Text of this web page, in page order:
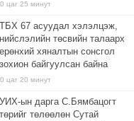
цаг 25 минут
ТБХ 67 асуудал хэлэлцэж,
нийслэлийн төсвийн талаарх
ерөнхий хяналтын сонсгол
зохион байгуулсан байна
цаг 20 минут
УИХ-ын дарга С.Бямбацогт
төрийг төлөөлөн Сутай